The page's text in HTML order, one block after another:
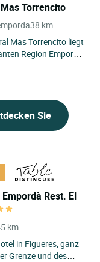
Torrencito
38 km
Mas Torrencito liegt
Region Empordà
Sie
Rest. El
km
in Figueres, ganz
Grenze und des